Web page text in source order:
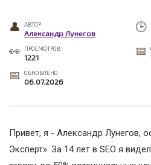
АВТОР
Александр Лунегов
ПРОСМОТРОВ
1221
ОБНОВЛЕНО
06.07.2026
Привет, я - Александр Лунегов,
Эксперт». За 14 лет в SEO я